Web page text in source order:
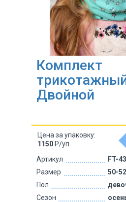
Комплект
Двойной
Артикул
FT-
Размер
50-52
Пол
Сезон
Цена за упаковку:
1150 Р/уп.